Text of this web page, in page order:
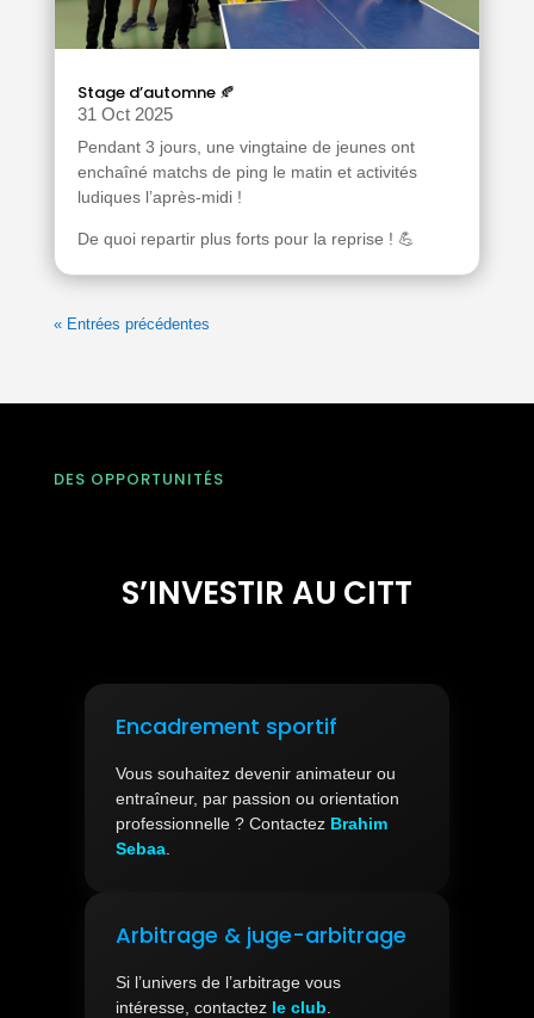
Stage d’automne 🍂
31 Oct 2025
Pendant 3 jours, une vingtaine de jeunes ont
enchaîné matchs de ping le matin et activités
ludiques l’après-midi !
De quoi repartir plus forts pour la reprise ! 💪
« Entrées précédentes
DES OPPORTUNITÉS
S’INVESTIR AU CITT
Encadrement sportif
Vous souhaitez devenir animateur ou
entraîneur, par passion ou orientation
professionnelle ? Contactez Brahim
Sebaa.
Arbitrage & juge-arbitrage
Si l’univers de l’arbitrage vous
intéresse, contactez le club